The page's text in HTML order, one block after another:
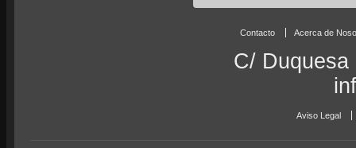
Contacto Acerca de
C/ Duquesa
Aviso Legal